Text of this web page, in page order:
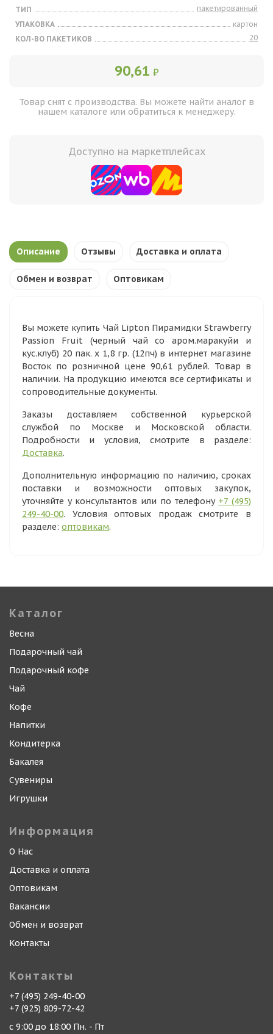
ТИП
пакетированный
УПАКОВКА
картон
КОЛ-ВО ПАКЕТИКОВ
20
90,61 ₽
Товар снят с производства. Вы можете найти аналог в
нашем каталоге или обратиться к менеджеру.
Доступно на маркетплейсах
Описание Отзывы Доставка и оплата
Обмен и возврат Оптовикам
Вы можете купить Чай Lipton Пирамидки Strawberry
Passion Fruit (черный чай со аром.маракуйи и
кус.клуб) 20 пак. х 1,8 гр. (12пч) в интернет магазине
Восток по розничной цене 90,61 рублей. Товар в
наличии. На продукцию имеются все сертификаты и
сопроводительные документы.
Заказы доставляем собственной курьерской
службой по Москве и Московской области.
Подробности и условия, смотрите в разделе:
Доставка.
Дополнительную информацию по наличию, сроках
поставки и возможности оптовых закупок,
уточняйте у консультантов или по телефону +7 (495)
249-40-00. Условия оптовых продаж смотрите в
разделе: оптовикам.
Каталог
Весна
Подарочный чай
Подарочный кофе
Чай
Кофе
Напитки
Кондитерка
Бакалея
Сувениры
Игрушки
Информация
О Нас
Доставка и оплата
Оптовикам
Вакансии
Обмен и возврат
Контакты
Контакты
+7 (495) 249-40-00
+7 (925) 809-72-42
с 9:00 до 18:00 Пн. - Пт